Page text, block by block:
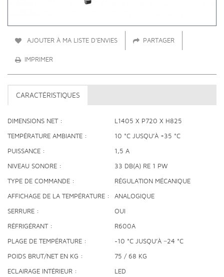
AJOUTER À MA LISTE D'ENVIES PARTAGER
IMPRIMER
CARACTÉRISTIQUES
DIMENSIONS NET L1405 X P720 X H825
TEMPÉRATURE AMBIANTE 10 °C JUSQU’À +35 °C
PUISSANCE 1,5 A
NIVEAU SONORE 33 DB(A) RE 1 PW
TYPE DE COMMANDE RÉGULATION MÉCANIQUE
AFFICHAGE DE LA TEMPÉRATURE ANALOGIQUE
SERRURE OUI
RÉFRIGÉRANT R600A
PLAGE DE TEMPÉRATURE -10 °C JUSQU’À −24 °C
POIDS BRUT/NET EN KG 75 / 68 KG
ECLAIRAGE INTÉRIEUR LED